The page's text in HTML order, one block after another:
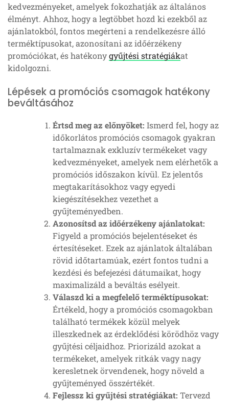
kedvezményeket, amelyek fokozhatják az általános
élményt. Ahhoz, hogy a legtöbbet hozd ki ezekből az
ajánlatokból, fontos megérteni a rendelkezésre álló
terméktípusokat, azonosítani az időérzékeny
promóciókat, és hatékonygyűjtési stratégiákat
kidolgozni.
Lépések a promóciós csomagok hatékony
beváltásához
Értsd meg az előnyöket: Ismerd fel, hogy az
időkorlátos promóciós csomagok gyakran
tartalmaznak exkluzív termékeket vagy
kedvezményeket, amelyek nem elérhetők a
promóciós időszakon kívül. Ez jelentős
megtakarításokhoz vagy egyedi
kiegészítésekhez vezethet a
gyűjteményedben.
Azonosítsd az időérzékeny ajánlatokat:
Figyeld a promóciós bejelentéseket és
értesítéseket. Ezek az ajánlatok általában
rövid időtartamúak, ezért fontos tudni a
kezdési és befejezési dátumaikat, hogy
maximalizáld a beváltás esélyeit.
Válaszd ki a megfelelő terméktípusokat:
Értékeld, hogy a promóciós csomagokban
található termékek közül melyek
illeszkednek az érdeklődési körödhöz vagy
gyűjtési céljaidhoz. Priorizáld azokat a
termékeket, amelyek ritkák vagy nagy
keresletnek örvendenek, hogy növeld a
gyűjteményed összértékét.
Fejlessz ki gyűjtési stratégiákat: Tervezd